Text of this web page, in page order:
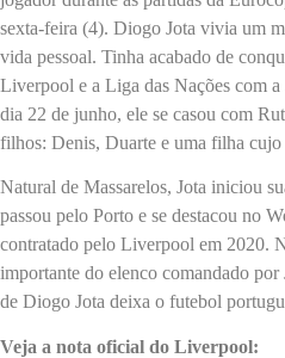
sexta-feira (4). Diogo Jota vivia um
vida pessoal. Tinha acabado de
Liverpool e a Liga das Nações com
dia 22 de junho, ele se casou com
filhos: Denis, Duarte e uma filha
Natural de Massarelos, Jota iniciou
passou pelo Porto e se destacou no
contratado pelo Liverpool em 2020.
importante do elenco comandado
de Diogo Jota deixa o futebol
Veja a nota oficial do Liverpool: